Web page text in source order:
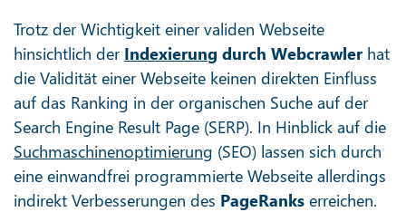
Trotz der Wichtigkeit einer validen Webseite
hinsichtlich der Indexierung durch Webcrawler hat
die Validität einer Webseite keinen direkten Einfluss
auf das Ranking in der organischen Suche auf der
Search Engine Result Page (SERP). In Hinblick auf die
Suchmaschinenoptimierung (SEO) lassen sich durch
eine einwandfrei programmierte Webseite allerdings
indirekt Verbesserungen des PageRanks erreichen.